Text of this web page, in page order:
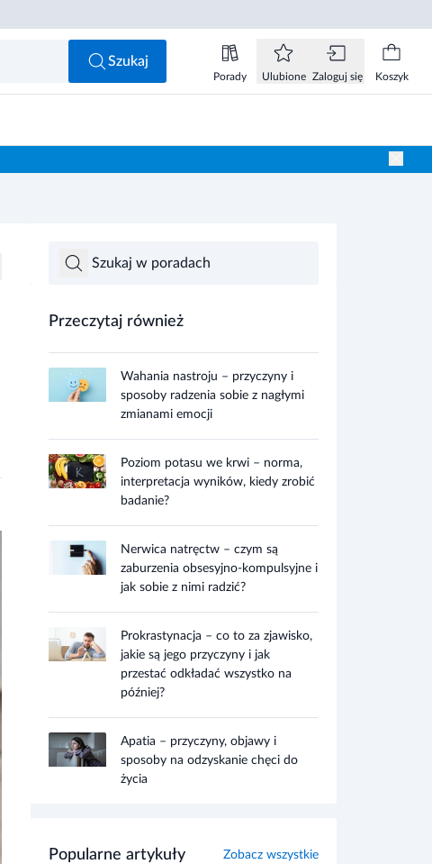
Szukaj
Porady Ulubione Zaloguj się Koszyk
Przeczytaj również
Wahania nastroju – przyczyny i
sposoby radzenia sobie z nagłymi
zmianami emocji
Poziom potasu we krwi – norma,
interpretacja wyników, kiedy zrobić
badanie?
Nerwica natręctw – czym są
zaburzenia obsesyjno-kompulsyjne i
jak sobie z nimi radzić?
Prokrastynacja – co to za zjawisko,
jakie są jego przyczyny i jak
przestać odkładać wszystko na
później?
Apatia – przyczyny, objawy i
sposoby na odzyskanie chęci do
życia
Popularne artykuły Zobacz wszystkie